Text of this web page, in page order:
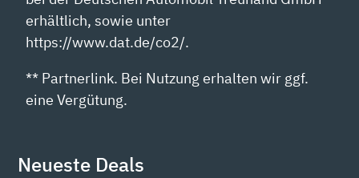
erhältlich, sowie unter
https://www.dat.de/co2/.
** Partnerlink. Bei Nutzung erhalten wir ggf.
eine Vergütung.
Neueste Deals